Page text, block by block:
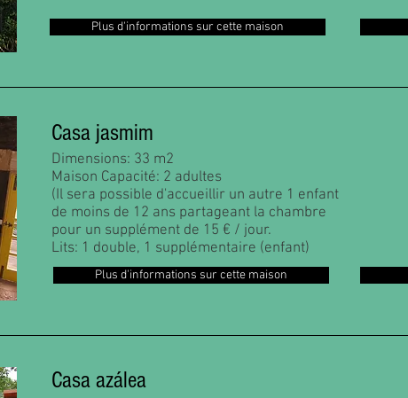
Plus d'informations sur cette maison
Casa jasmim
Dimensions: 33 m2
Maison Capacité: 2 adultes
(Il sera possible d'accueillir un autre 1 enfant
de moins de 12 ans partageant la chambre
pour un supplément de 15 € / jour.
Lits: 1 double, 1 supplémentaire (enfant)
Plus d'informations sur cette maison
Casa azálea